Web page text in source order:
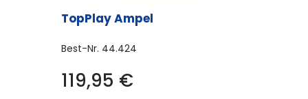
TopPlay Ampel
Best-Nr. 44.424
119,95 €